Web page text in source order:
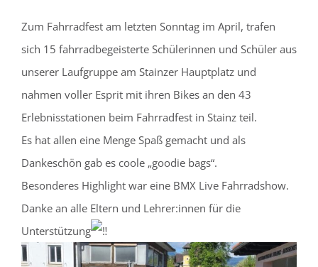
Zum Fahrradfest am letzten Sonntag im April, trafen
sich 15 fahrradbegeisterte Schülerinnen und Schüler aus
unserer Laufgruppe am Stainzer Hauptplatz und
nahmen voller Esprit mit ihren Bikes an den 43
Erlebnisstationen beim Fahrradfest in Stainz teil.
Es hat allen eine Menge Spaß gemacht und als
Dankeschön gab es coole „goodie bags“.
Besonderes Highlight war eine BMX Live Fahrradshow.
Danke an alle Eltern und Lehrer:innen für die
Unterstützung